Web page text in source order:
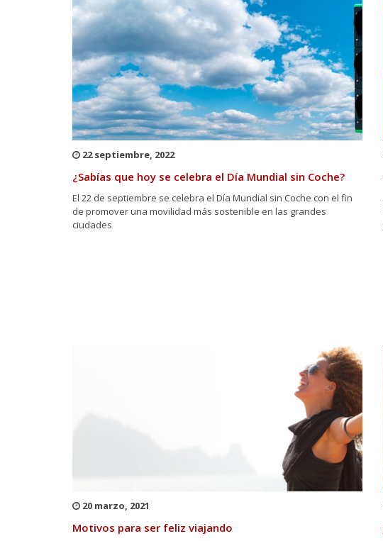
22 septiembre, 2022
¿Sabías que hoy se celebra el Día Mundial sin Coche?
El 22 de septiembre se celebra el Día Mundial sin Coche con el fin
de promover una movilidad más sostenible en las grandes
ciudades
20 marzo, 2021
Motivos para ser feliz viajando